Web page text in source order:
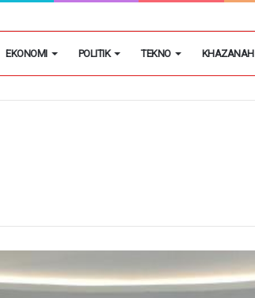
Peredaran 46 Juta Obat Keras Ilegal
EKONOMI POLITIK TEKNO KHAZANAH